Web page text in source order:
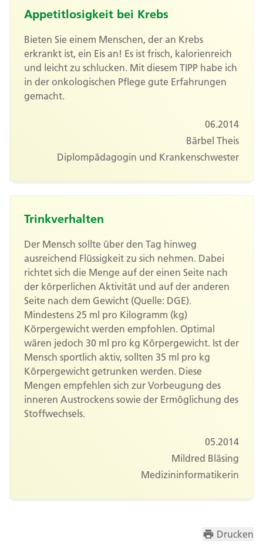
Appetitlosigkeit bei Krebs
Bieten Sie einem Menschen, der an Krebs
erkrankt ist, ein Eis an! Es ist frisch, kalorienreich
und leicht zu schlucken. Mit diesem TIPP habe ich
in der onkologischen Pflege gute Erfahrungen
gemacht.
06.2014
Bärbel Theis
Diplompädagogin und Krankenschwester
Trinkverhalten
Der Mensch sollte über den Tag hinweg
ausreichend Flüssigkeit zu sich nehmen. Dabei
richtet sich die Menge auf der einen Seite nach
der körperlichen Aktivität und auf der anderen
Seite nach dem Gewicht (Quelle: DGE).
Mindestens 25 ml pro Kilogramm (kg)
Körpergewicht werden empfohlen. Optimal
wären jedoch 30 ml pro kg Körpergewicht. Ist der
Mensch sportlich aktiv, sollten 35 ml pro kg
Körpergewicht getrunken werden. Diese
Mengen empfehlen sich zur Vorbeugung des
inneren Austrockens sowie der Ermöglichung des
Stoffwechsels.
05.2014
Mildred Bläsing
Medizininformatikerin
Drucken